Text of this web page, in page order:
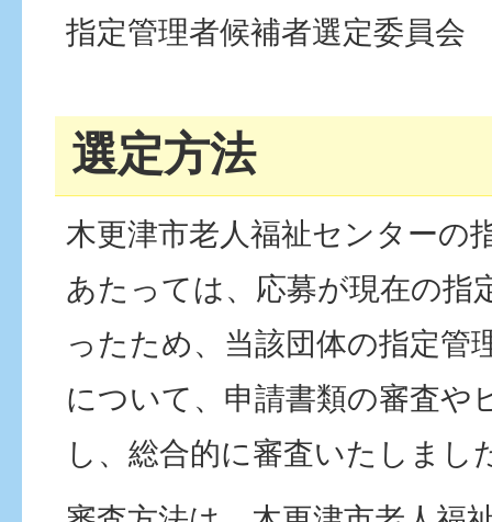
指定管理者候補者選定委員会
選定方法
木更津市老人福祉センターの
あたっては、応募が現在の指
ったため、当該団体の指定管
について、申請書類の審査や
し、総合的に審査いたしまし